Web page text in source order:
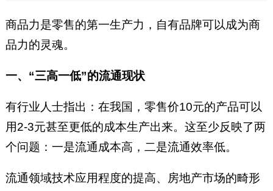
商品力是零售的第一生产力，自有品牌可以成为商
品力的灵魂。
一、“三高一低”的流通现状
有行业人士指出：在我国，零售价10元的产品可以
用2-3元甚至更低的成本生产出来。这至少反映了两
个问题：一是流通成本高，二是流通效率低。
流通领域技术应用程度的提高、房地产市场的畸形